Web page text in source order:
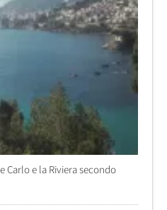
Carlo e la Riviera secondo